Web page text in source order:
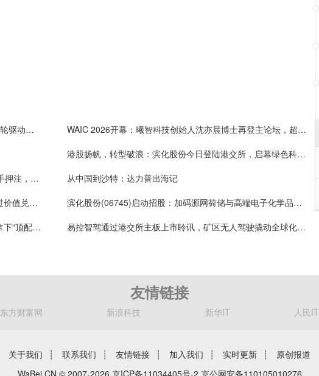
中金公司首次覆盖曦智科技，光计算+光互连双轮驱动长期成长
WAIC 2026开幕：曦智科技创始人沈亦晨博士再登主论坛，超节点方案连续两年入选SAIL奖
港股扬帆，转型破浪：滨化股份今日登陆港交所，启幕绿色科技化工新征程
11家基石锁仓近五成，紫金矿业、徐工集团联手押注，易控智驾今日登陆港交所挂牌上市
从中国到沙特：达力普出海记
产业龙头易控智驾上市在即，矿区无人驾驶迈过价值兑现“分水岭”
滨化股份(06745)启动招股：加码源网荷储与高端电子化学品，中国宏桥、鲁花等加持基石投资
全球矿区无人驾驶第一股将至，易控智驾招股拿下“顶配”基石阵容
易控智驾通过港交所主板上市聆讯，矿区无人驾驶撬动全球化增长空间
友情链接
东方财富网 新浪科技 新华IT 人民IT
关于我们 ┊ 联系我们 ┊ 友情链接 ┊ 加入我们 ┊ 实时更新 ┊
原创报道
WaBei.CN © 2007-2026 京ICP备11034405号-2 京公网安备110105010276